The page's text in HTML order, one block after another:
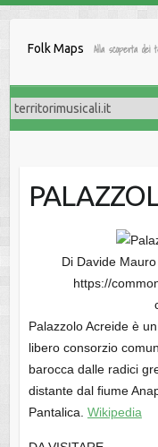
Folk Maps Alla scoperta dei
Di Davide
https://
Palazzolo Acreide è
libero consorzio
barocca dalle radici
distante dal fiume
Pantalica. Wikipedia